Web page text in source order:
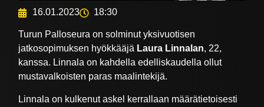
16.01.2023 18:30
Turun Palloseura on solminut yksivuotisen
jatkosopimuksen hyökkääjä Laura Linnalan, 22,
kanssa. Linnala on kahdella edelliskaudella ollut
mustavalkoisten paras maalintekijä.
Linnala on kulkenut askel kerrallaan määrätietoisesti